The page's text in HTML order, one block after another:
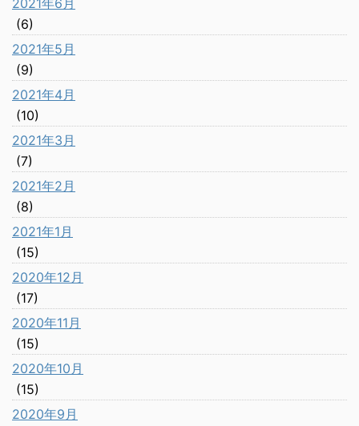
2021年6月
(6)
2021年5月
(9)
2021年4月
(10)
2021年3月
(7)
2021年2月
(8)
2021年1月
(15)
2020年12月
(17)
2020年11月
(15)
2020年10月
(15)
2020年9月